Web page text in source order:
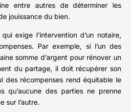
entre autres de déterminer les
jouissance du bien.
exige l’intervention d’un notaire,
Par exemple, si l’un des
somme d’argent pour rénover un
du partage, il doit récupérer son
des récompenses rend équitable le
qu’aucune des parties ne prenne
sur l’autre.